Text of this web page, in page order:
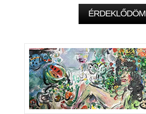
ÉRDEKLŐDÖM